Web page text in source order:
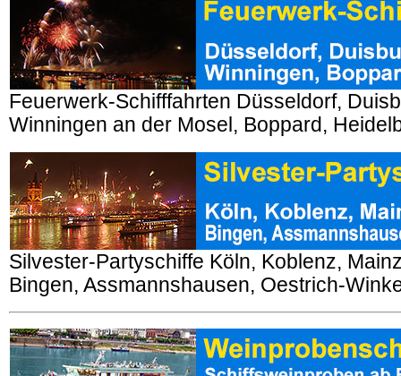
Feuerwerk-Schifffahrten Düsseldorf,
Winningen an der Mosel, Boppard,
Silvester-Partyschiffe Köln, Koblenz,
Bingen, Assmannshausen, Oestrich-